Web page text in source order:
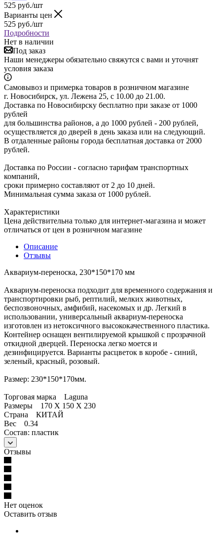
525 руб./шт
Варианты цен
525 руб./шт
Подробности
Нет в наличии
Под заказ
Наши менеджеры обязательно свяжутся с вами и уточнят
условия заказа
Самовывоз и примерка товаров в розничном магазине
г. Новосибирск, ул. Лежена 25, с 10.00 до 21.00.
Доставка по Новосибирску бесплатно при заказе от 1000
рублей
для большинства районов, а до 1000 рублей - 200 рублей,
осуществляется до дверей в день заказа или на следующий.
В отдаленные районы города бесплатная доставка от 2000
рублей.
Доставка по России - согласно тарифам транспортных
компаний,
сроки примерно составляют от 2 до 10 дней.
Минимальная сумма заказа от 1000 рублей.
Характеристики
Цена действительна только для интернет-магазина и может
отличаться от цен в розничном магазине
Описание
Отзывы
Аквариум-переноска, 230*150*170 мм
Аквариум-переноска подходит для временного содержания и
транспортировки рыб, рептилий, мелких животных,
беспозвоночных, амфибий, насекомых и др. Легкий в
использовании, универсальный аквариум-переноска
изготовлен из нетоксичного высококачественного пластика.
Контейнер оснащен вентилируемой крышкой с прозрачной
откидной дверцей. Переноска легко моется и
дезинфицируется. Варианты расцветок в коробе - синий,
зеленый, красный, розовый.
Размер: 230*150*170мм.
Торговая марка Laguna
Размеры 170 X 150 X 230
Страна КИТАЙ
Вес 0.34
Состав: пластик
Отзывы
Нет оценок
Оставить отзыв